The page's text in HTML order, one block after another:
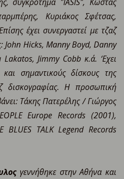
Κυριάκος Σφέτσας,
έχει συνεργαστεί με τζαζ
John Hicks, Μanny Boyd, Danny
Jimmy Cobb κ.ά. ‘Εχει
σημαντικούς δίσκους της
δισκογραφίας. Η προσωπική
Τάκης Πατερέλης / Γιώργος
Europe Records (2001),
BLUES TALK Legend Records
γεννήθηκε στην Αθήνα και